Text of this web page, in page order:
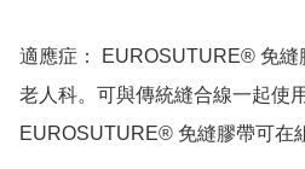
適應症： EUROSUTURE® 免縫
老人科。可與傳統縫合線一起使
EUROSUTURE® 免縫膠帶可在